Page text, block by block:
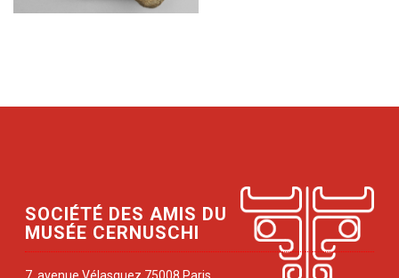
SOCIÉTÉ DES AMIS DU
MUSÉE CERNUSCHI